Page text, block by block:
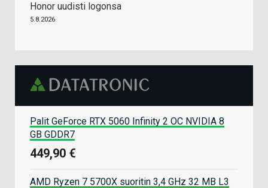
Honor uudisti logonsa
5.8.2026
Palit GeForce RTX 5060 Infinity 2 OC NVIDIA 8
GB GDDR7
449,90 €
AMD Ryzen 7 5700X suoritin 3,4 GHz 32 MB L3